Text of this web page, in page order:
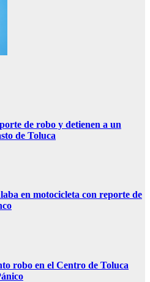
de robo y detienen a un
de Toluca
en motocicleta con reporte de
robo en el Centro de Toluca